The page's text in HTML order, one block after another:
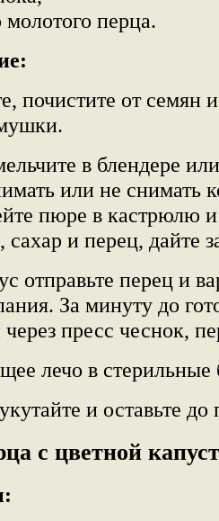
молотого перца.
почистите от семян
в блендере
или не снимать
пюре в кастрюлю и
сахар и перец, дайте
отправьте перец и
За минуту до
пресс чеснок,
лечо в стерильные
и оставьте
с цветной